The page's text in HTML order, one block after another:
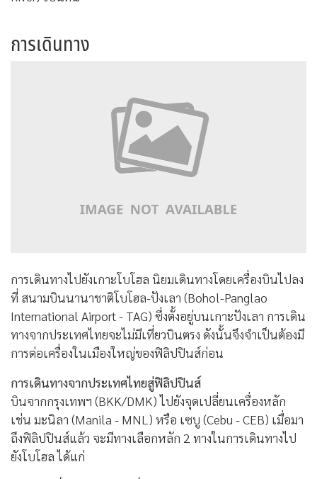
การเดินทาง
การเดินทางไปยังเกาะโบโฮล นิยมเดินทางโดยเครื่องบินไปลง
ที่ สนามบินนานาชาติโบโฮล-ปังเลา (Bohol-Panglao
International Airport - TAG) ซึ่งตั้งอยู่บนเกาะปังเลา การเดิน
ทางจากประเทศไทยจะไม่มีเที่ยวบินตรง ดังนั้นจึงจำเป็นต้องมี
การต่อเครื่องในเมืองใหญ่ของฟิลิปปินส์ก่อน
การเดินทางจากประเทศไทยสู่ฟิลิปปินส์
บินจากกรุงเทพฯ (BKK/DMK) ไปยังจุดเปลี่ยนเครื่องหลัก
เช่น มะนิลา (Manila - MNL) หรือ เซบู (Cebu - CEB) เมื่อมา
ถึงฟิลิปปินส์แล้ว จะมีทางเลือกหลัก 2 ทางในการเดินทางไป
ยังโบโฮล ได้แก่